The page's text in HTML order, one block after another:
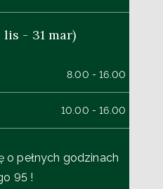
lis - 31 mar)
8.00 - 16.00
10.00 - 16.00
o pełnych godzinach
95 !